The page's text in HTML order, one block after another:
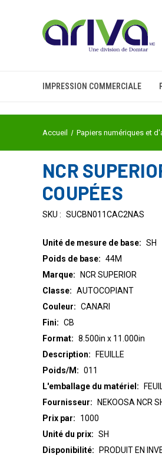
IMPRESSION COMMERCIALE
Accueil Papiers numériques et
NCR
COUPÉES
SKU : SUCBN011CAC2NAS
Classe: AUTOCOPIANT
Couleur: CANARI
Description: FEUILLE
Fini: CB
Fournisseur: NEKOOSA NCR
L'emballage du matériel:
Marque: NCR SUPERIOR
Poids de base: 44M
Poids/M: 011
Unité de mesure de base: SH
Prix par:
1000
Unité du prix: SH
Format: 8.500in x 11.000in
Disponibilité: PRODUIT EN